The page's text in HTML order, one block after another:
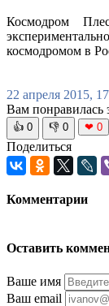
Космодром
космодромом в
22 апреля 2015,
Вам понравилась
👍 0 👎 0 ❤ 0
Поделиться
Комментарии
Оставить
Ваше имя
Ваш email